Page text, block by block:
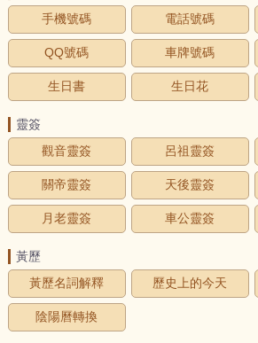
手機號碼
電話號碼
QQ號碼 車牌號碼
生日書 生日花
靈簽
觀音靈簽
呂祖靈簽
關帝靈簽 天後靈簽
月老靈簽 車公靈簽
黃歷
黃歷名詞解釋
歷史上的今天
陰陽曆轉換